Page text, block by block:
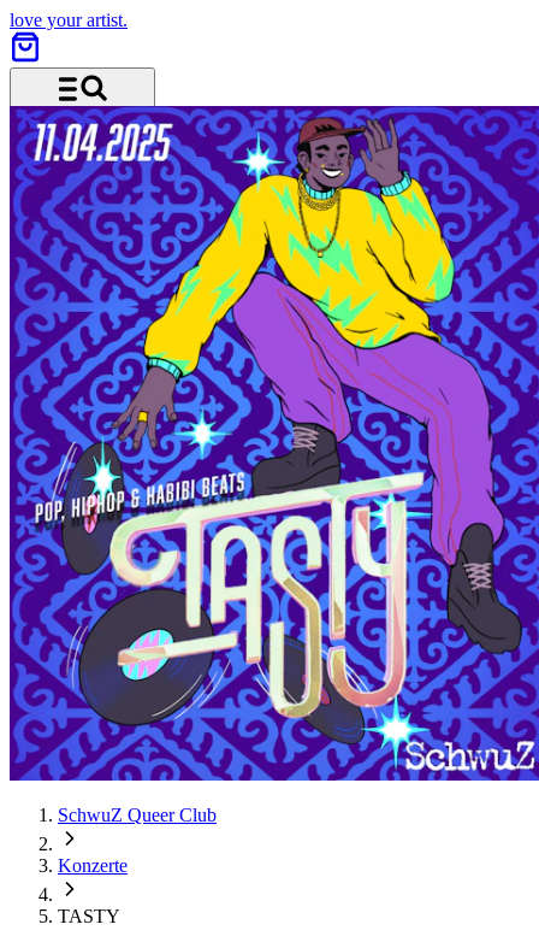
love your artist.
Menü und Suche
SchwuZ Queer Club
Konzerte
TASTY